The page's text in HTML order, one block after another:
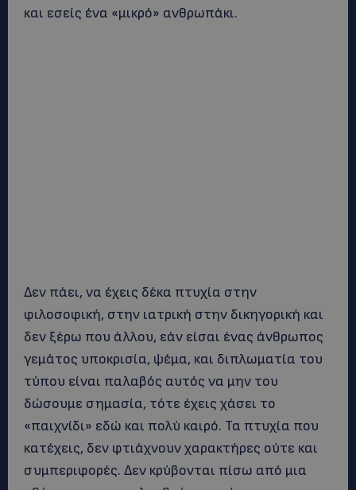
και εσείς ένα «μικρό» ανθρωπάκι.
Δεν πάει, να έχεις δέκα πτυχία στην
φιλοσοφική, στην ιατρική στην δικηγορική και
δεν ξέρω που άλλου, εάν είσαι ένας άνθρωπος
γεμάτος υποκρισία, ψέμα, και διπλωματία του
τύπου είναι παλαβός αυτός να μην του
δώσουμε σημασία, τότε έχεις χάσει το
«παιχνίδι» εδώ και πολύ καιρό. Τα πτυχία που
κατέχεις, δεν φτιάχνουν χαρακτήρες ούτε και
συμπεριφορές. Δεν κρύβονται πίσω από μια